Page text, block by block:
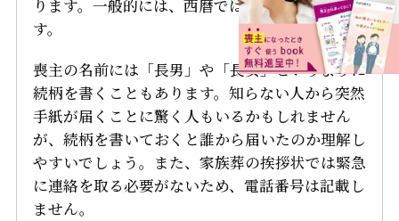
ります。一般的には、西暦ではなく元号で記しま
す。
喪主の名前には「長男」や「長女」というように
続柄を書くこともあります。知らない人から突然
手紙が届くことに驚く人もいるかもしれません
が、続柄を書いておくと誰から届いたのか理解し
やすいでしょう。また、家族葬の挨拶状では緊急
に連絡を取る必要がないため、電話番号は記載し
ません。